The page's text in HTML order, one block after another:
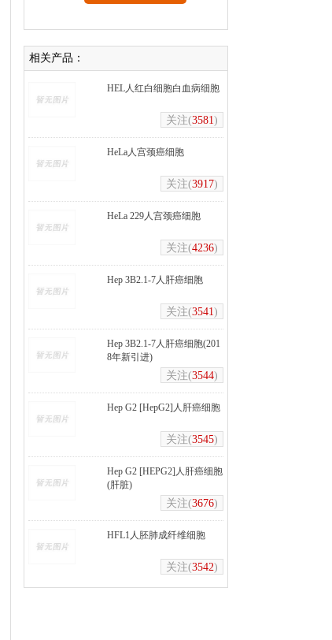
相关产品：
HEL人红白细胞白血病细胞
关注(3581)
HeLa人宫颈癌细胞
关注(3917)
HeLa 229人宫颈癌细胞
关注(4236)
Hep 3B2.1-7人肝癌细胞
关注(3541)
Hep 3B2.1-7人肝癌细胞(201
8年新引进)
关注(3544)
Hep G2 [HepG2]人肝癌细胞
关注(3545)
Hep G2 [HEPG2]人肝癌细胞
(肝脏)
关注(3676)
HFL1人胚肺成纤维细胞
关注(3542)